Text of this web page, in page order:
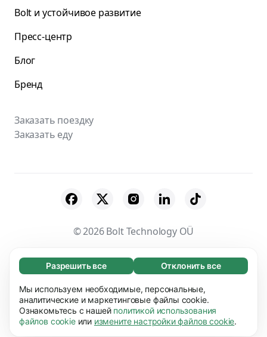
Обязательные (65)
Эти файлы необходимы для того, чтобы вы
могли перемещаться по сайту и использовать
его основные функции, например, переход
между страницами. Без них сайт не будет
правильно работать.Подробнее
Узнать больше
Предпочтения (17)
Узнать больше
Разрешить все Отклонить все
Мы используем необходимые, персональные,
аналитические и маркетинговые файлы cookie.
Ознакомьтесь с нашей политикой использования
файлов cookieили измените настройки файлов cookie.
Bolt и устойчивое развитие
Пресс-центр
Блог
Бренд
Заказать поездку
Заказать еду
© 2026 Bolt Technology OÜ
Поставщики
Пользовательское соглашение
Конфиденциальность
Файлы cookies
Безопасность